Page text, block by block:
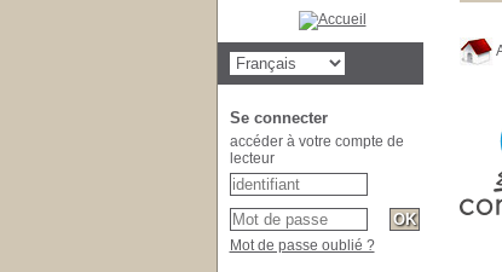
Se connecter
accéder à votre compte de
lecteur
Mot de passe oublié ?